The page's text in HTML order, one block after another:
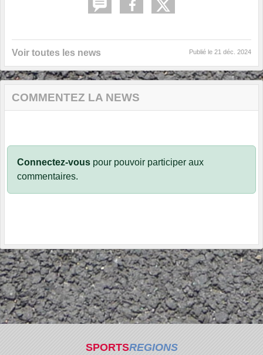
Voir toutes les news Publié le 21 déc. 2024
COMMENTEZ LA NEWS
Connectez-vous pour pouvoir participer aux
commentaires.
SPORTSREGIONS